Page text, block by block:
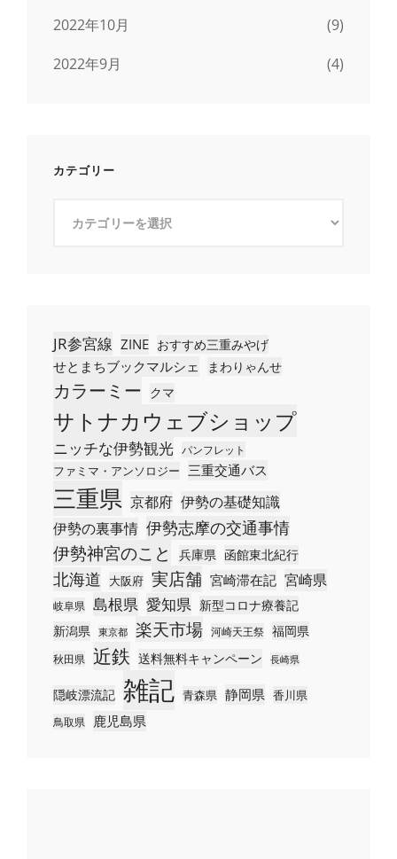
2022年10月
(9)
2022年9月
(4)
カテゴリー
JR参宮線 ZINE おすすめ三重みやげ
せとまちブックマルシェ まわりゃんせ
カラーミー クマ
サトナカウェブショップ
ニッチな伊勢観光 パンフレット
ファミマ・アンソロジー 三重交通バス
三重県 京都府 伊勢の基礎知識
伊勢の裏事情 伊勢志摩の交通事情
伊勢神宮のこと 兵庫県 函館東北紀行
北海道 大阪府 実店舗 宮崎滞在記 宮崎県
岐阜県 島根県 愛知県 新型コロナ療養記
新潟県
東京都 楽天市場 河崎天王祭 福岡県
秋田県 近鉄 送料無料キャンペーン 長崎県
隠岐漂流記 雑記 青森県 静岡県 香川県
鳥取県 鹿児島県